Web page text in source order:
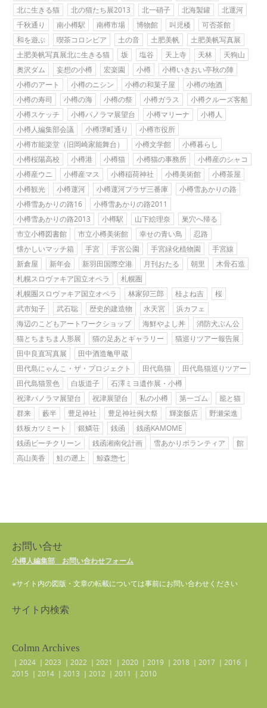
北に生きる猫
北の猫たち展2013 北一硝子 北海製罐
北運河
千秋通り
南小樽駅 南樽市場 博物館 叫児楼
可否茶館
和を遊ぶ
喫茶コロンビア 土の音 土肥美帆
土肥美帆写真展
土肥美帆写真展北に生きる猫
坂 塩谷 天上寺 天林
天狗山
奥沢ダム
妄想の小樽 宏楽園 小樽
小樽いきおい亭秋の陣
小樽のアート
小樽のニシン 小樽の和菓子屋
小樽の地酒
小樽の寿司
小樽の海 小樽の祭 小樽ガラス
小樽クルーズ客船
小樽スケッチ
小樽パノラマ展望台 小樽マリーナ
小樽人
小樽人編集部会議
小樽堺町通り
小樽市役所
小樽市能楽堂（旧岡崎家能舞台）
小樽文学館
小樽暮らし
小樽桜陽高校
小樽港 小樽猫 小樽猫の事務所
小樽産のシャコ
小樽産ウニ
小樽産マス 小樽稲荷神社 小樽美術館
小樽茶屋
小樽観光
小樽運河 小樽運河プラザ三番庫
小樽雪あかりの路
小樽雪あかりの路16
小樽雪あかりの路2011
小樽雪あかりの路2013
小樽駅 山下絵理奈
巣穴へ帰る
市立小樽図書館
市立小樽美術館 幸せの青い鳥
忍路
懐かしいマッチ箱
手宮 手宮公園 手宮緑化植物園
手宮線
新倉屋
新年会 新羽田国際空港 月刊おたる 朝里
木骨石造
札幌スロヴァキア国立オペラ
札幌圏
札幌圏スロヴァキア国立オペラ
林家卯三郎 桂よね吉
桜
武市知子
武石聡 歴史的建造物 水天宮
浜カフェ
海辺のこどもアートワークショップ
海鮮やよし丼
消防犬ぶん公
猫とちまちま人形展
猫の足あとギャラリー
猫巡りツアー報告展
田中良直写真展
田中酒造亀甲蔵
田代島にゃんこ・ザ・プロジェクト
田代島猫
田代島猫巡りツアー
田代島猫景色
白坂道子
石澤ミヨ遺作展・小樽
祝津パノラマ展望台
祝津展望台 私の小樽 第一ゴム
籠と猫
群来
藪半 豊足神社 豊足神社例大祭 輝楽飯店
野瀬栄進
鉄板カツミート
銀鱗荘 銭函
銭函KAMOME
銭函ビーチクリーン
銭函湘南化計画 雪あかりボランティア
館
高山美香
鮭の遡上 鯨森惣七
お問い合せ
小樽人編集部 お問い合わせフォーム
※サイト内の図版・文章の転載については事前にお問い合わせください
サイト内検索
Colmn Archives
｜ 2024 ｜ 2023 ｜ 2022 ｜ 2021 ｜ 2020 ｜ 2019 ｜ 2018 ｜ 2017 ｜ 2016 ｜
2015 ｜ 2014 ｜ 2013 ｜ 2012 ｜ 2011 ｜ 2010